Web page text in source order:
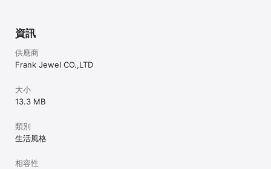
10. 優化的用戶反饋機制**：我們改進了用戶反饋機
制，讓您更輕鬆地向我們提供意見和建議，幫助我們不
斷改進應用程序。
資訊
供應商
Frank Jewel CO.,LTD
大小
13.3 MB
類別
生活風格
相容性